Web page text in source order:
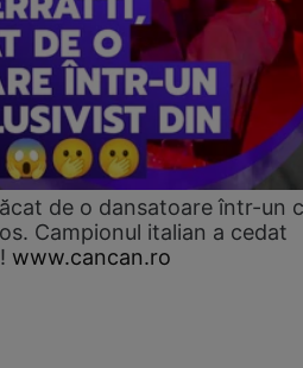
de o dansatoare într-un
Campionul italian a cedat
www.cancan.ro